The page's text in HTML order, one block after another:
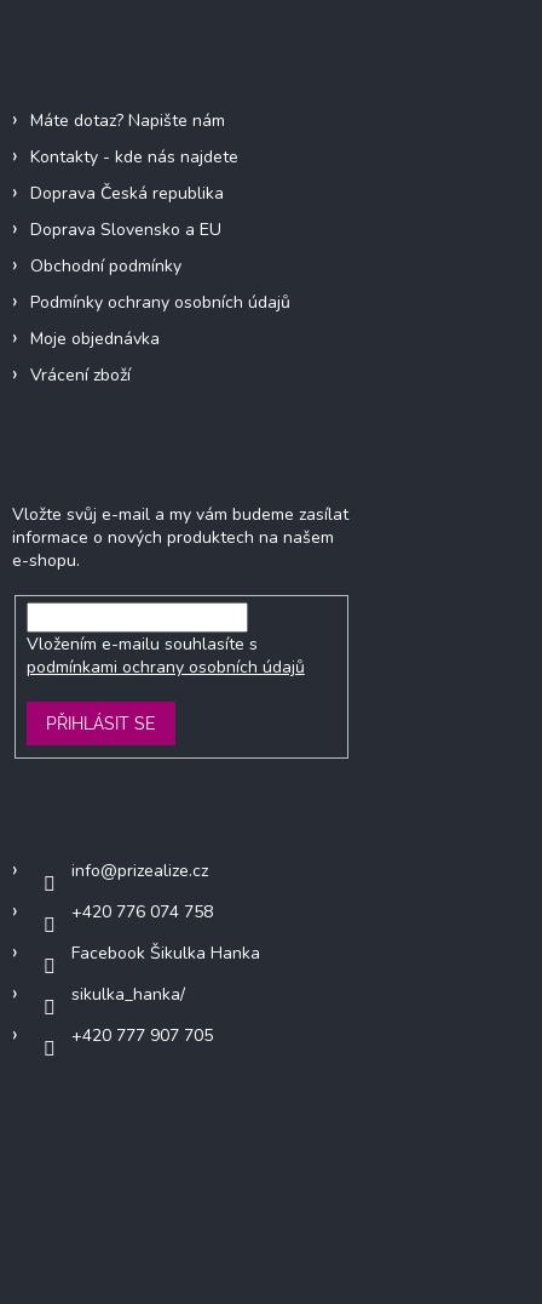
Máte dotaz? Napište nám
Kontakty - kde nás najdete
Doprava Česká republika
Doprava Slovensko a EU
Obchodní podmínky
Podmínky ochrany osobních údajů
Moje objednávka
Vrácení zboží
Vložte svůj e-mail a my vám budeme zasílat
informace o nových produktech na našem
e-shopu.
Vložením e-mailu souhlasíte s
podmínkami ochrany osobních údajů
PŘIHLÁSIT SE
info@prizealize.cz
+420 776 074 758
Facebook Šikulka Hanka
sikulka_hanka/
+420 777 907 705